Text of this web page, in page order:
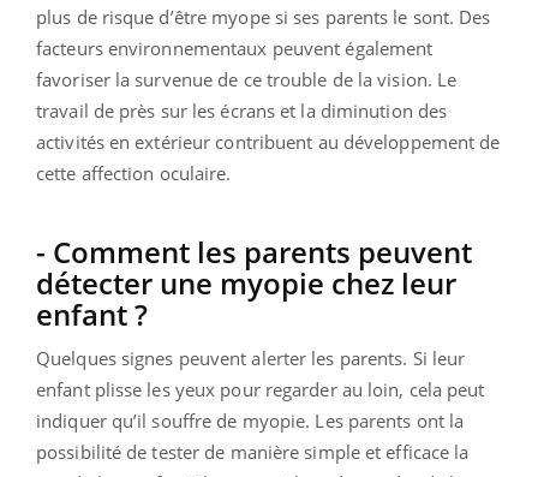
plus de risque d’être myope si ses parents le sont. Des
facteurs environnementaux peuvent également
favoriser la survenue de ce trouble de la vision. Le
travail de près sur les écrans et la diminution des
activités en extérieur contribuent au développement de
cette affection oculaire.
- Comment les parents peuvent
détecter une myopie chez leur
enfant ?
Quelques signes peuvent alerter les parents. Si leur
enfant plisse les yeux pour regarder au loin, cela peut
indiquer qu’il souffre de myopie. Les parents ont la
possibilité de tester de manière simple et efficace la